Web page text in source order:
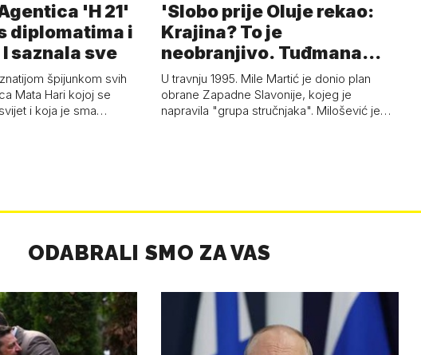
'H 21'
diplomatima i
saznala sve
špijunkom svih
Mata Hari kojoj se
i koja je sma…
'Slobo prije Oluje rekao:
Krajina? To je
neobranjivo. Tuđmana
zvao Krivousti'
U travnju 1995. Mile Martić je donio plan
obrane Zapadne Slavonije, kojeg je
napravila "grupa stručnjaka". Milošević je…